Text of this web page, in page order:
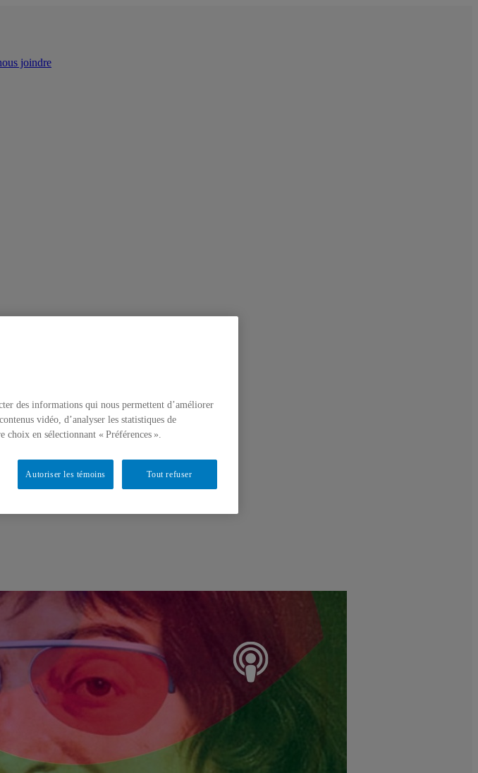
joindre
des informations qui nous permettent d’améliorer
vidéo, d’analyser les statistiques de
choix en sélectionnant « Préférences ».
Tout refuser
Autoriser les témoins